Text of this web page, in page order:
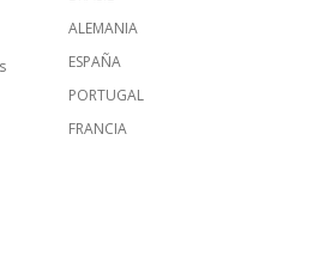
ALEMANIA
ESPAÑA
PORTUGAL
FRANCIA